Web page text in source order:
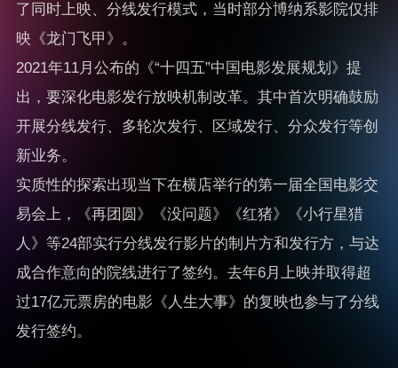
了同时上映、分线发行模式，当时部分博纳系影院仅排
映《龙门飞甲》。
2021年11月公布的《“十四五”中国电影发展规划》提
出，要深化电影发行放映机制改革。其中首次明确鼓励
开展分线发行、多轮次发行、区域发行、分众发行等创
新业务。
实质性的探索出现当下在横店举行的第一届全国电影交
易会上，《再团圆》《没问题》《红猪》《小行星猎
人》等24部实行分线发行影片的制片方和发行方，与达
成合作意向的院线进行了签约。去年6月上映并取得超
过17亿元票房的电影《人生大事》的复映也参与了分线
发行签约。